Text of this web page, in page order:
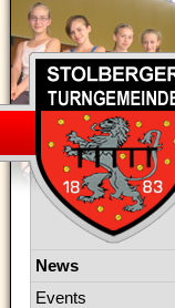
Navigation
News
Events